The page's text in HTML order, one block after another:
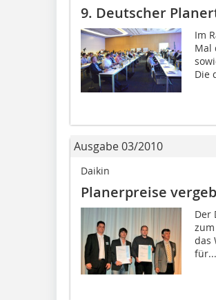
9. Deutscher
Im
Mal
Ausgabe 03/2010
Daikin
Planerpreise
Der
das
für...